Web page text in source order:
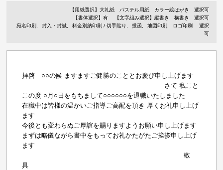
【用紙選択】 大礼紙 パステル用紙 カラー絵はがき
選択可
【書体選択】有
【文字組み選択】縦書き 横書き 選択可
宛名印刷
封入・封緘 料金別納印刷 / 切手貼り 投函 地図印刷 ロゴ印刷
選択
可
拝啓 ○○の候 ますますご健勝のこととお慶び申し上げます
さて 私こと
この度 ○月○日をもちまして○○○○○○を退職いたしました
在職中は皆様の温かいご指導ご高配を頂き 厚くお礼申し上げ
ます
今後とも変わらぬご厚誼を賜りますようお願い申し上げます
まずは略儀ながら書中をもってお礼かたがたご挨拶申し上げ
ます
敬
具